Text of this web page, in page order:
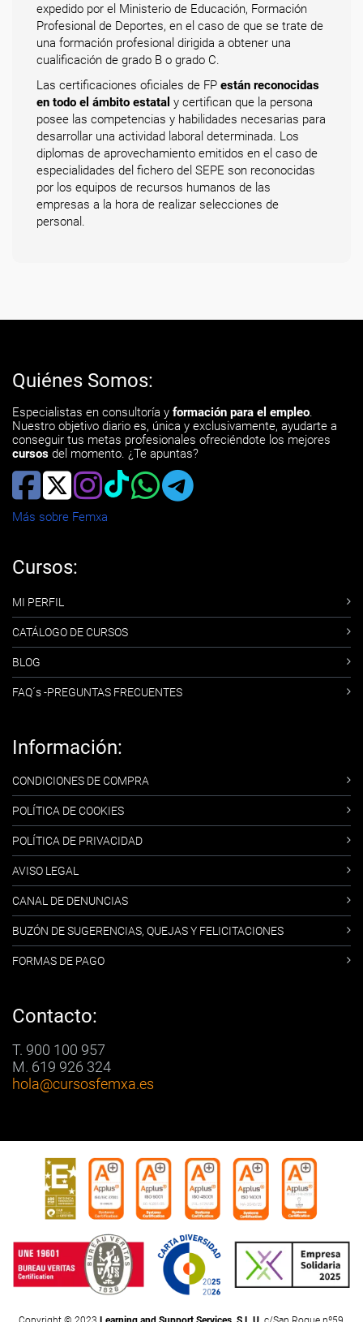
expedido por el Ministerio de Educación, Formación
Profesional de Deportes, en el caso de que se trate de
una formación profesional dirigida a obtener una
cualificación de grado B o grado C.
Las certificaciones oficiales de FP están reconocidas
en todo el ámbito estatal y certifican que la persona
posee las competencias y habilidades necesarias para
desarrollar una actividad laboral determinada. Los
diplomas de aprovechamiento emitidos en el caso de
especialidades del fichero del SEPE son reconocidas
por los equipos de recursos humanos de las
empresas a la hora de realizar selecciones de
personal.
Quiénes Somos:
Especialistas en consultoría y formación para el empleo.
Nuestro objetivo diario es, única y exclusivamente, ayudarte a
conseguir tus metas profesionales ofreciéndote los mejores
cursos del momento. ¿Te apuntas?
Más sobre Femxa
Cursos:
MI PERFIL
CATÁLOGO DE CURSOS
BLOG
FAQ´s -PREGUNTAS FRECUENTES
Información:
CONDICIONES DE COMPRA
POLÍTICA DE COOKIES
POLÍTICA DE PRIVACIDAD
AVISO LEGAL
CANAL DE DENUNCIAS
BUZÓN DE SUGERENCIAS, QUEJAS Y FELICITACIONES
FORMAS DE PAGO
Contacto:
T. 900 100 957
M. 619 926 324
hola@cursosfemxa.es